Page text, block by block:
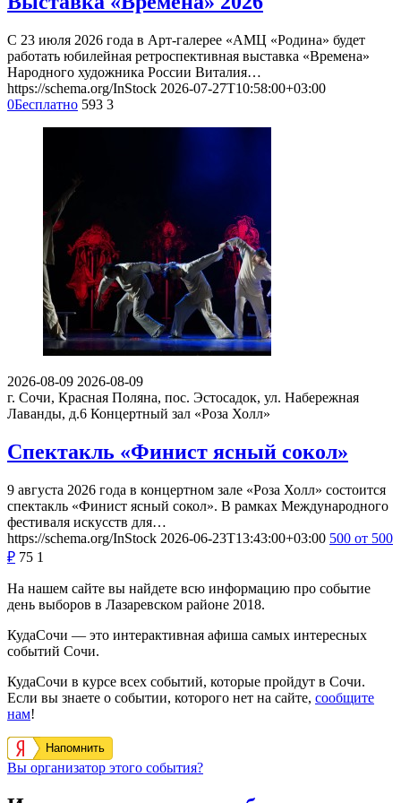
С 23 июля 2026 года в Арт-галерее «АМЦ «Родина» будет
работать юбилейная ретроспективная выставка «Времена»
Народного художника России Виталия…
https://schema.org/InStock 2026-07-27T10:58:00+03:00
0Бесплатно 593 3
2026-08-09 2026-08-09
г. Сочи, Красная Поляна, пос. Эстосадок, ул. Набережная
Лаванды, д.6 Концертный зал «Роза Холл»
Спектакль «Финист ясный сокол»
9 августа 2026 года в концертном зале «Роза Холл» состоится
спектакль «Финист ясный сокол». В рамках Международного
фестиваля искусств для…
https://schema.org/InStock 2026-06-23T13:43:00+03:00 500 от 500
₽ 75 1
На нашем сайте вы найдете всю информацию про событие
день выборов в Лазаревском районе 2018.
КудаСочи — это интерактивная афиша самых интересных
событий Сочи.
КудаСочи в курсе всех событий, которые пройдут в Сочи.
Если вы знаете о событии, которого нет на сайте, сообщите
нам!
Напомнить
Вы организатор этого события?